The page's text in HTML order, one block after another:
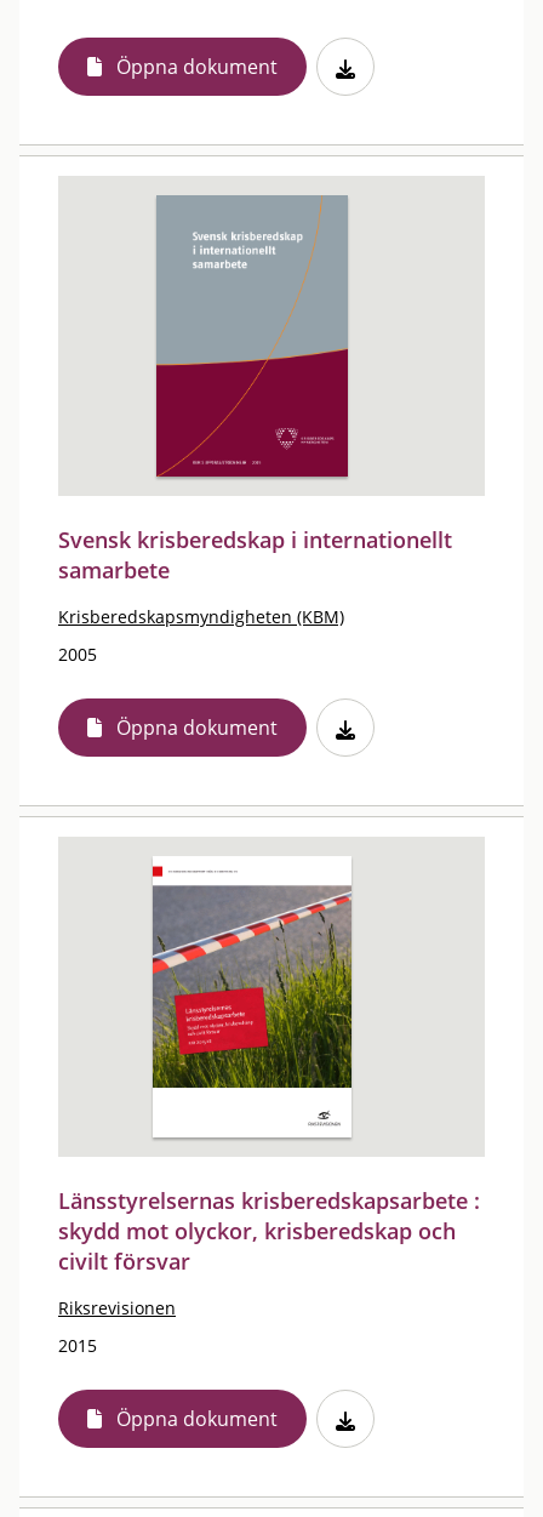
Öppna dokument
Svensk krisberedskap i internationellt
samarbete
Krisberedskapsmyndigheten (KBM)
2005
Öppna dokument
Länsstyrelsernas krisberedskapsarbete :
skydd mot olyckor, krisberedskap och
civilt försvar
Riksrevisionen
2015
Öppna dokument